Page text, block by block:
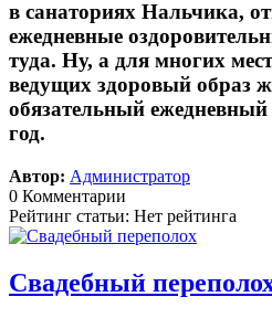
в санаториях Нальчика,
ежедневные
туда. Ну, а для многих
ведущих здоровый образ
обязательный
год.
Автор: Администратор
0 Комментарии
Рейтинг статьи: Нет рейтинга
Свадебный